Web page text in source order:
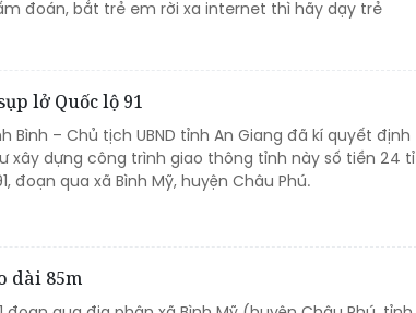
đoán, bắt trẻ em rời xa internet thì hãy dạy trẻ
lở Quốc lộ 91
Bình – Chủ tịch UBND tỉnh An Giang đã kí quyết định
xây dựng công trình giao thông tỉnh này số tiền 24 tỉ
đoạn qua xã Bình Mỹ, huyện Châu Phú.
dài 85m